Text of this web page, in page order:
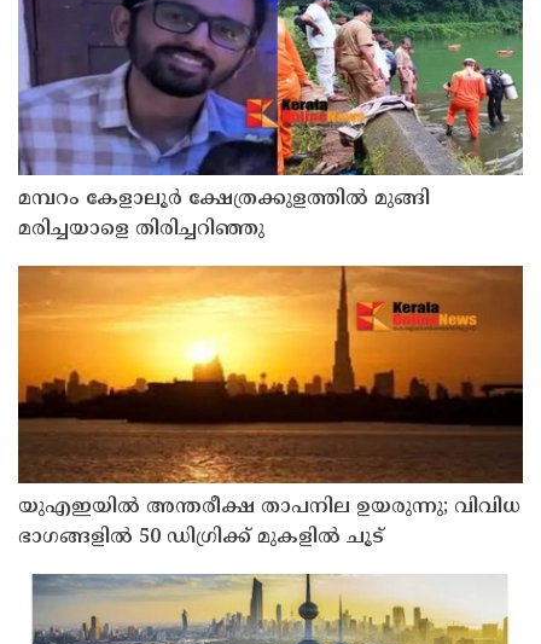
മമ്പറം കേളാലൂർ ക്ഷേത്രക്കുളത്തിൽ മുങ്ങി
മരിച്ചയാളെ തിരിച്ചറിഞ്ഞു
യുഎഇയില്‍ അന്തരീക്ഷ താപനില ഉയരുന്നു; വിവിധ
ഭാഗങ്ങളില്‍ 50 ഡിഗ്രിക്ക് മുകളില്‍ ചൂട്